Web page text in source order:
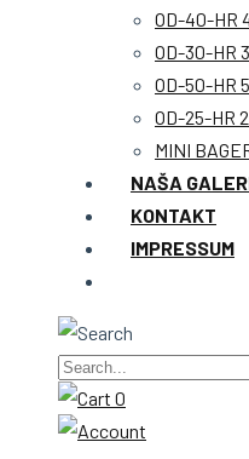
OD-40-HR
OD-30-HR
OD-50-HR
OD-25-HR
MINI
NAŠA
KONTAKT
IMPRESSUM
0